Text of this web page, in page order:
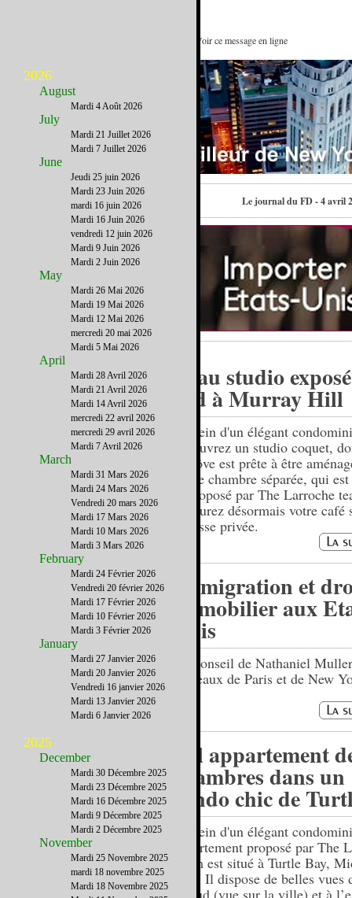
Il est beau mon studio, il est beau : Voir ce message en ligne
Le journal du FD - 4 avril
Beau studio
sud à Murray Hill
Au sein d'un élégant
découvrez un studio coquet,
l'alcôve est prête à être
petite chambre séparée, qui
et proposé par The Larroche
Savourez désormais votre
terrasse privée.
Immigration et
immobilier aux
Unis
Un conseil de Nathaniel
barreaux de Paris et de New
Bel appartement
chambres dans un
condo chic de
Au sein d'un élégant
appartement proposé par The
Team est situé à Turtle Bay,
East. Il dispose de belles vues
au sud (vue sur la ville) et à
2026
August
Mardi 4 Août 2026
July
Mardi 21 Juillet 2026
Mardi 7 Juillet 2026
June
Jeudi 25 juin 2026
Mardi 23 Juin 2026
mardi 16 juin 2026
Mardi 16 Juin 2026
vendredi 12 juin 2026
Mardi 9 Juin 2026
Mardi 2 Juin 2026
May
Mardi 26 Mai 2026
Mardi 19 Mai 2026
Mardi 12 Mai 2026
mercredi 20 mai 2026
Mardi 5 Mai 2026
April
Mardi 28 Avril 2026
Mardi 21 Avril 2026
Mardi 14 Avril 2026
mercredi 22 avril 2026
mercredi 29 avril 2026
Mardi 7 Avril 2026
March
Mardi 31 Mars 2026
Mardi 24 Mars 2026
Vendredi 20 mars 2026
Mardi 17 Mars 2026
Mardi 10 Mars 2026
Mardi 3 Mars 2026
February
Mardi 24 Février 2026
Vendredi 20 février 2026
Mardi 17 Février 2026
Mardi 10 Février 2026
Mardi 3 Février 2026
January
Mardi 27 Janvier 2026
Mardi 20 Janvier 2026
Vendredi 16 janvier 2026
Mardi 13 Janvier 2026
Mardi 6 Janvier 2026
2025
December
Mardi 30 Décembre 2025
Mardi 23 Décembre 2025
Mardi 16 Décembre 2025
Mardi 9 Décembre 2025
Mardi 2 Décembre 2025
November
Mardi 25 Novembre 2025
mardi 18 novembre 2025
Mardi 18 Novembre 2025